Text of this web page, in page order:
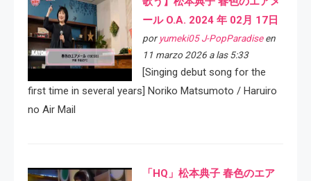
ール O.A. 2024 年 02月 17日
por yumeki05 J-PopParadiseen
11 marzo 2026 a las 5:33
[Singing debut song for the
first time in several years] Noriko Matsumoto / Haruiro
no Air Mail
「HQ」松本典子 春色のエア